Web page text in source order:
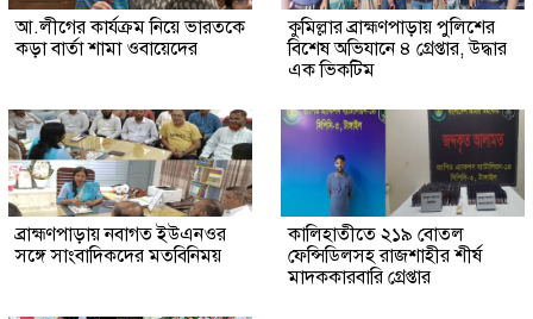
আ.লীগের কার্যক্রম নিয়ে ভারতকে
কড়া বার্তা শামা ওবায়েদের
কুমিল্লার ব্রাহ্মণপাড়ায় পুলিশের
বিশেষ অভিযানে ৪ গ্রেপ্তার, উদ্ধার
এক ভিকটিম
ব্রাহ্মণপাড়ায় নবাগত ইউএনওর
সঙ্গে সাংবাদিকদের মতবিনিময়
কালিহাতীতে ২১৯ বোতল
ফেন্সিডিলসহ রাজশাহীর শীর্ষ
মাদককারবারি গ্রেপ্তার